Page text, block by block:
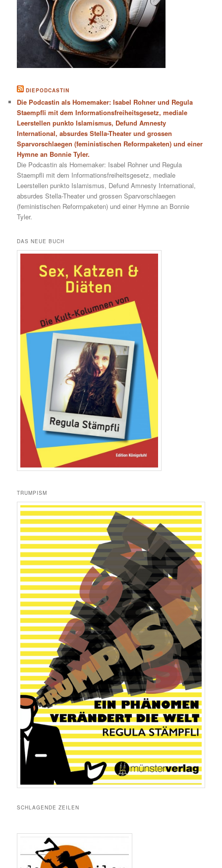
DIEPODCASTIN
Die Podcastin als Homemaker: Isabel Rohner und Regula
Staempfli mit dem Informationsfreiheitsgesetz, mediale
Leerstellen punkto Islamismus, Defund Amnesty
International, absurdes Stella-Theater und grossen
Sparvorschlaegen (feministischen Reformpaketen) und einer
Hymne an Bonnie Tyler.
Die Podcastin als Homemaker: Isabel Rohner und Regula
Staempfli mit dem Informationsfreiheitsgesetz, mediale
Leerstellen punkto Islamismus, Defund Amnesty International,
absurdes Stella-Theater und grossen Sparvorschlaegen
(feministischen Reformpaketen) und einer Hymne an Bonnie
Tyler.
DAS NEUE BUCH
TRUMPISM
SCHLAGENDE ZEILEN